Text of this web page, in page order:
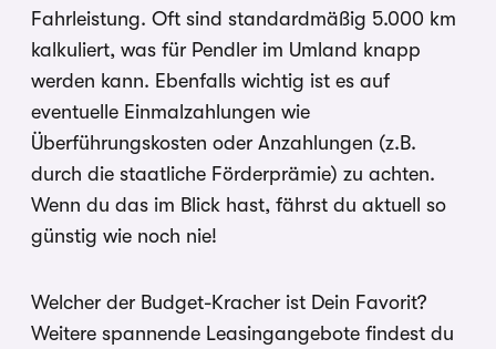
Fahrleistung. Oft sind standardmäßig 5.000 km
kalkuliert, was für Pendler im Umland knapp
werden kann. Ebenfalls wichtig ist es auf
eventuelle Einmalzahlungen wie
Überführungskosten oder Anzahlungen (z.B.
durch die staatliche Förderprämie) zu achten.
Wenn du das im Blick hast, fährst du aktuell so
günstig wie noch nie!
Welcher der Budget-Kracher ist Dein Favorit?
Weitere spannende Leasingangebote findest du